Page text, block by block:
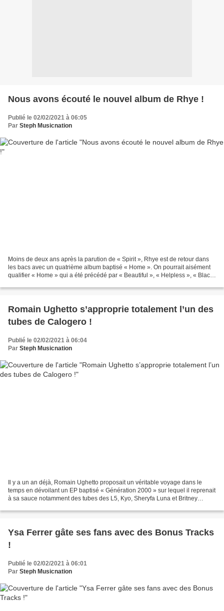
Nous avons écouté le nouvel album de Rhye !
Publié le 02/02/2021 à 06:05
Par Steph Musicnation
Moins de deux ans après la parution de « Spirit », Rhye est de retour dans
les bacs avec un quatrième album baptisé « Home ». On pourrait aisément
qualifier « Home » qui a été précédé par « Beautiful », « Helpless », « Black
Romain Ughetto s’approprie totalement l’un des
tubes de Calogero !
Publié le 02/02/2021 à 06:04
Par Steph Musicnation
Il y a un an déjà, Romain Ughetto proposait un véritable voyage dans le
temps en dévoilant un EP baptisé « Génération 2000 » sur lequel il reprenait
à sa sauce notamment des tubes des L5, Kyo, Sheryfa Luna et Britney
Ysa Ferrer gâte ses fans avec des Bonus Tracks
!
Publié le 02/02/2021 à 06:01
Par Steph Musicnation